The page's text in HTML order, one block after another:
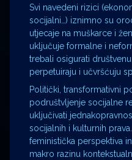
Svi navedeni rizici
socijalni…) iznimno su
utjecaje na muškarce i
uključuje formalne i
trebali osigurati
perpetuiraju i učvršćuju
Politički, transformativni
podruštvljenje socijalne
uključivati
socijalnih i kulturnih
feministička perspektiva
makro razinu